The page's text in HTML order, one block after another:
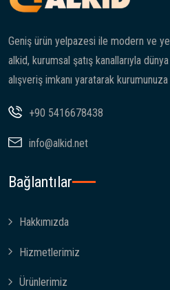
Geniş ürün yelpazesi ile modern ve
alkid, kurumsal şatış kanallarıyla
alışveriş imkanı yaratarak
+90 5416678438
info@alkid.net
Bağlantılar
Hakkımızda
Hizmetlerimiz
Ürünlerimiz